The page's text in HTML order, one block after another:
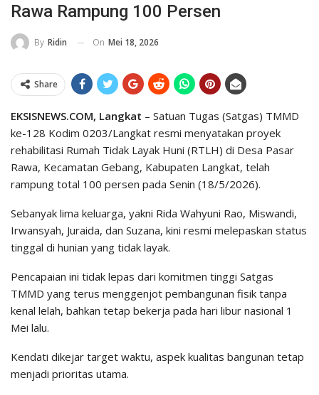
Rawa Rampung 100 Persen
By Ridin On Mei 18, 2026
Share
EKSISNEWS.COM, Langkat – Satuan Tugas (Satgas) TMMD
ke-128 Kodim 0203/Langkat resmi menyatakan proyek
rehabilitasi Rumah Tidak Layak Huni (RTLH) di Desa Pasar
Rawa, Kecamatan Gebang, Kabupaten Langkat, telah
rampung total 100 persen pada Senin (18/5/2026).
Sebanyak lima keluarga, yakni Rida Wahyuni Rao, Miswandi,
Irwansyah, Juraida, dan Suzana, kini resmi melepaskan status
tinggal di hunian yang tidak layak.
​Pencapaian ini tidak lepas dari komitmen tinggi Satgas
TMMD yang terus menggenjot pembangunan fisik tanpa
kenal lelah, bahkan tetap bekerja pada hari libur nasional 1
Mei lalu.
Kendati dikejar target waktu, aspek kualitas bangunan tetap
menjadi prioritas utama.